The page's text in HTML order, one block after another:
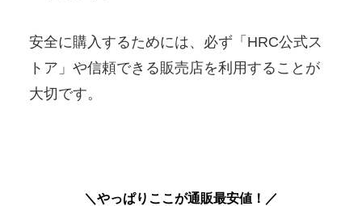
安全に購入するためには、必ず「HRC公式ス
トア」や信頼できる販売店を利用することが
大切です。
＼やっぱりここが通販最安値！／